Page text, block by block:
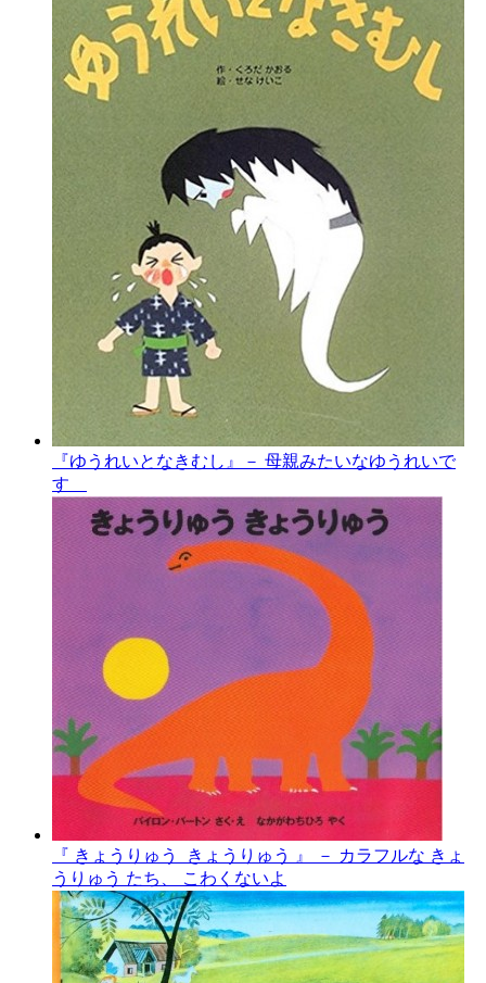
『ゆうれいとなきむし』－ 母親みたいなゆうれいで
す
『 きょうりゅう きょうりゅう 』 － カラフルな きょ
うりゅう たち、 こわくないよ